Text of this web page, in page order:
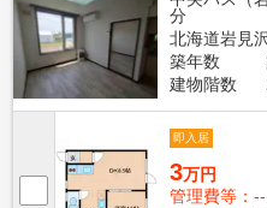
分
北海道岩見
築年数
建物階数
即入居
3万円
管理費等：--